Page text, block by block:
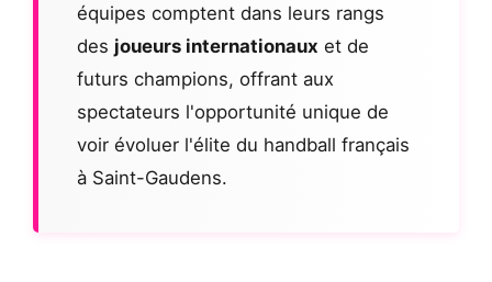
équipes comptent dans leurs rangs
des joueurs internationaux et de
futurs champions, offrant aux
spectateurs l'opportunité unique de
voir évoluer l'élite du handball français
à Saint-Gaudens.